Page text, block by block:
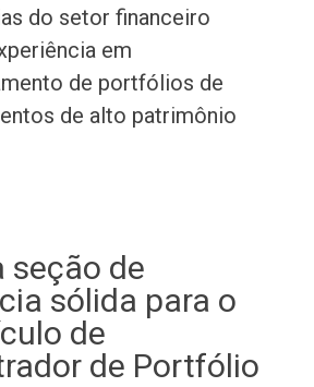
do setor financeiro
em
de portfólios de
de alto patrimônio
seção de
sólida para o
de
de Portfólio